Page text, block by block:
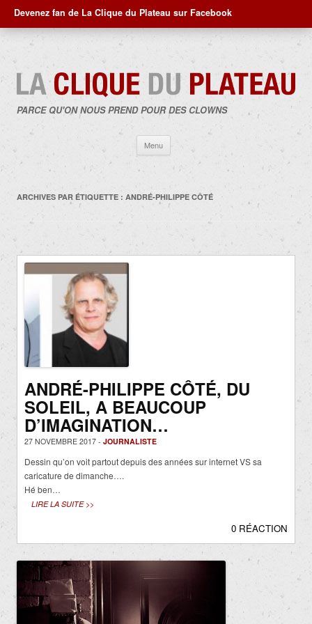
Devenez fan de La Clique du Plateau sur Facebook
PARCE QU'ON NOUS PREND POUR DES CLOWNS
Menu
contenu
ARCHIVES PAR ÉTIQUETTE : ANDRÉ-PHILIPPE CÔTÉ
ANDRÉ-PHILIPPE CÔTÉ, DU
SOLEIL, A BEAUCOUP
D’IMAGINATION…
27 NOVEMBRE 2017 - JOURNALISTE
Dessin qu’on voit partout depuis des années sur internet VS sa
caricature de dimanche….
Hé ben…
LIRE LA SUITE >>
0 RÉACTION